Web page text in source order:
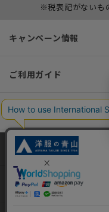
※税表記がないも
キャンペーン情報
ご利用ガイド
便利なサービス
インフォメーション
おすすめコンテンツ
当サイトでは、快適な閲覧
しています。閲覧を続ける
します。詳細については